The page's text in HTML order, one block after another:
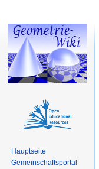
Hauptseite
Gemeinschaftsportal